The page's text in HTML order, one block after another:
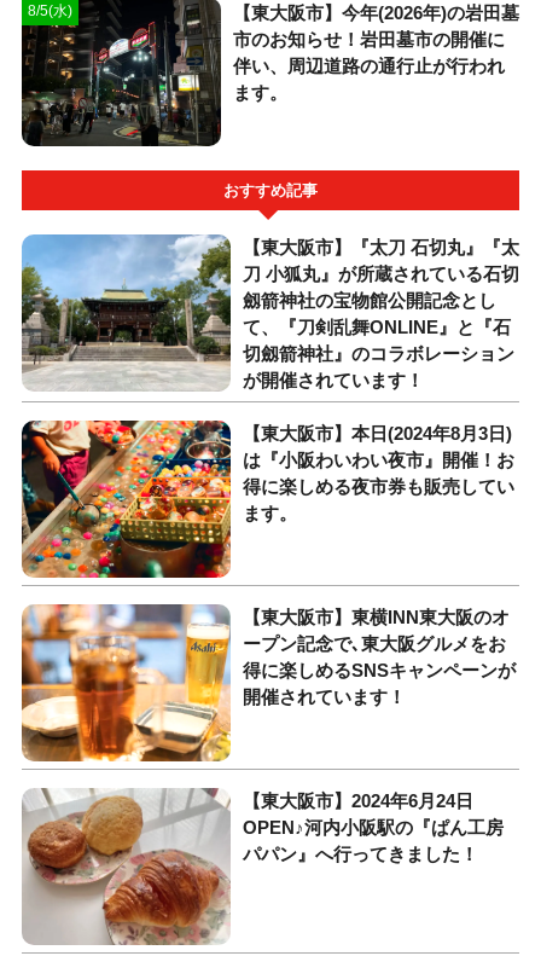
8/5(水)
【東大阪市】今年(2026年)の岩田墓
市のお知らせ！岩田墓市の開催に
伴い、周辺道路の通行止が行われ
ます。
おすすめ記事
【東大阪市】『太刀 石切丸』『太
刀 小狐丸』が所蔵されている石切
劔箭神社の宝物館公開記念とし
て、『刀剣乱舞ONLINE』と『石
切劔箭神社』のコラボレーション
が開催されています！
【東大阪市】本日(2024年8月3日)
は『小阪わいわい夜市』開催！お
得に楽しめる夜市券も販売してい
ます。
【東大阪市】東横INN東大阪のオ
ープン記念で､東大阪グルメをお
得に楽しめるSNSキャンペーンが
開催されています！
【東大阪市】2024年6月24日
OPEN♪河内小阪駅の『ぱん工房
パパン』へ行ってきました！